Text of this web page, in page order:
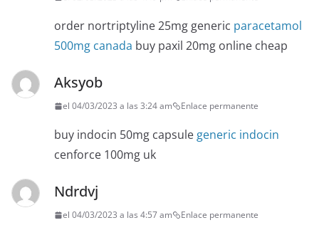
order nortriptyline 25mg generic paracetamol
500mg canada buy paxil 20mg online cheap
Aksyob
el 04/03/2023 a las 3:24 am Enlace permanente
buy indocin 50mg capsule generic indocin
cenforce 100mg uk
Ndrdvj
el 04/03/2023 a las 4:57 am Enlace permanente